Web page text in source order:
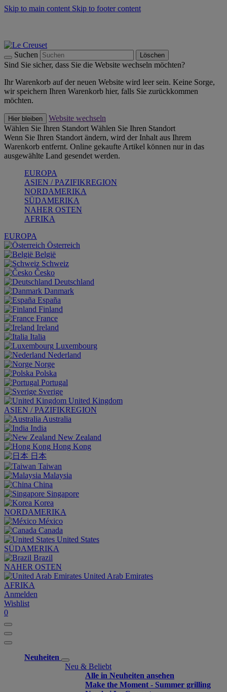
Skip to main content Skip to footer content
Suchen Löschen
Sind Sie sicher, dass Sie die Website wechseln möchten?
Ihr Warenkorb auf der neuen Website wird leer sein. Keine Sorge,
wir speichern Ihren Warenkorb hier, falls Sie zurückkommen
möchten.
Hier bleiben
Website wechseln
Wählen Sie Ihren Standort Wählen Sie Ihren Standort
Wenn Sie Ihren Standort ändern, wird der Inhalt aus Ihrem
Warenkorb entfernt. Online gekaufte Artikel können nur in das
ausgewählte Land gesendet werden.
EUROPA
ASIEN / PAZIFIKREGION
NORDAMERIKA
SÜDAMERIKA
NAHER OSTEN
AFRIKA
EUROPA
Österreich
België
Schweiz
Česko
Deutschland
Danmark
España
Finland
France
Ireland
Italia
Luxembourg
Nederland
Norge
Polska
Portugal
Sverige
United Kingdom
ASIEN / PAZIFIKREGION
Australia
India
New Zealand
Hong Kong
日本
Taiwan
Malaysia
China
Singapore
Korea
NORDAMERIKA
México
Canada
United States
SÜDAMERIKA
Brazil
NAHER OSTEN
United Arab Emirates
AFRIKA
Anmelden
Wishlist
0
Neuheiten
Neu & Beliebt
Alle in Neuheiten ansehen
Make the Moment - Summer grilling